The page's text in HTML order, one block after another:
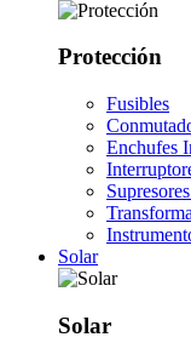
Protección
Fusibles
Enchufes
Solar
Solar